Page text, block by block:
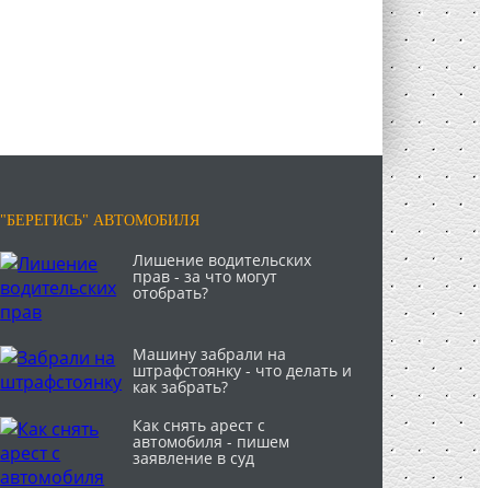
"БЕРЕГИСЬ" АВТОМОБИЛЯ
Лишение водительских
прав - за что могут
отобрать?
Машину забрали на
штрафстоянку - что делать и
как забрать?
Как снять арест с
автомобиля - пишем
заявление в суд